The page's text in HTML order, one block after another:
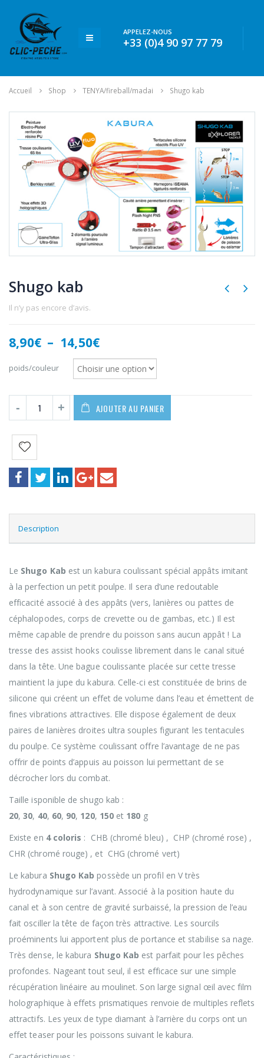
APPELEZ-NOUS
+33 (0)4 90 97 77 79
Accueil Shop TENYA/fireball/madai Shugo kab
Shugo kab
Il n’y pas encore d’avis.
8,90€ – 14,50€Plage
de
prix :
8,90€
à
14,50€
poids/couleur
AJOUTER AU PANIER
Description
Le Shugo Kab est un kabura coulissant spécial appâts imitant
à la perfection un petit poulpe. Il sera d’une redoutable
efficacité associé à des appâts (vers, lanières ou pattes de
céphalopodes, corps de crevette ou de gambas, etc.) Il est
même capable de prendre du poisson sans aucun appât ! La
tresse des assist hooks coulisse librement dans le canal situé
dans la tête. Une bague coulissante placée sur cette tresse
maintient la jupe du kabura. Celle-ci est constituée de brins de
silicone qui créent un effet de volume dans l’eau et émettent de
fines vibrations attractives. Elle dispose également de deux
paires de lanières droites ultra souples figurant les tentacules
du poulpe. Ce système coulissant offre l’avantage de ne pas
offrir de points d’appuis au poisson lui permettant de se
décrocher lors du combat.
Taille isponible de shugo kab :
20,30, 40, 60, 90, 120, 150et 180 g
Existe en 4 coloris : CHB (chromé bleu) , CHP (chromé rose) ,
CHR (chromé rouge) , et CHG (chromé vert)
Le kabura Shugo Kab possède un profil en V très
hydrodynamique sur l’avant. Associé à la position haute du
canal et à son centre de gravité surbaissé, la pression de l’eau
fait osciller la tête de façon très attractive. Les sourcils
proéminents lui apportent plus de portance et stabilise sa nage.
Très dense, le kabura Shugo Kab est parfait pour les pêches
profondes. Nageant tout seul, il est efficace sur une simple
récupération linéaire au moulinet. Son large signal œil avec film
holographique à effets prismatiques renvoie de multiples reflets
attractifs. Les yeux de type diamant à l’arrière du corps ont un
effet teaser pour les poissons suivant le kabura.